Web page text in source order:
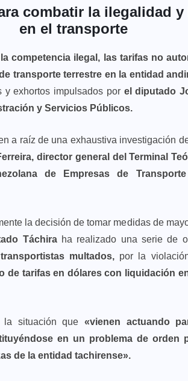
combatir la ilegalidad
en el transporte
competencia ilegal, las tarifas no
transporte terrestre en la entidad
y exhortos impulsados por el diputado
y Servicios Públicos.
a raíz de una exhaustiva investigación
director general del Terminal
de Empresas de
la decisión de tomar medidas de
Táchiraha realizado una serie de
multados,por la
de tarifas en dólares con liquidación
la situación que «vienen actuando
en un problema de orden
de la entidad tachirense».